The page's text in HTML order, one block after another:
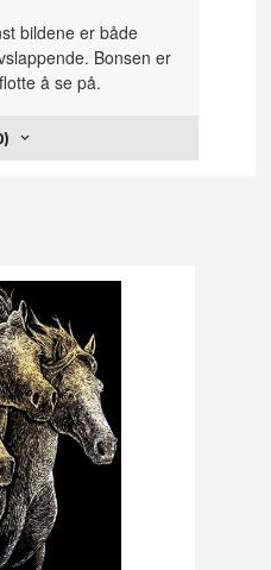
bildene er både
Bonsen er
å se på.